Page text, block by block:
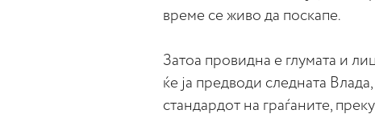
време се живо да поскапе.
Затоа провидна е глумата и
ќе ја предводи следната
стандардот на граѓаните,